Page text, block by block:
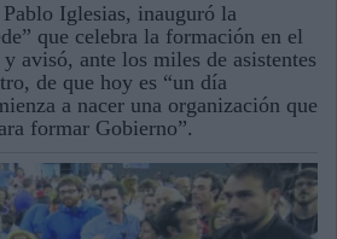
Iglesias, inauguró la
que celebra la formación en el
avisó, ante los miles de asistentes
de que hoy es “un día
a nacer una organización que
formar Gobierno”.